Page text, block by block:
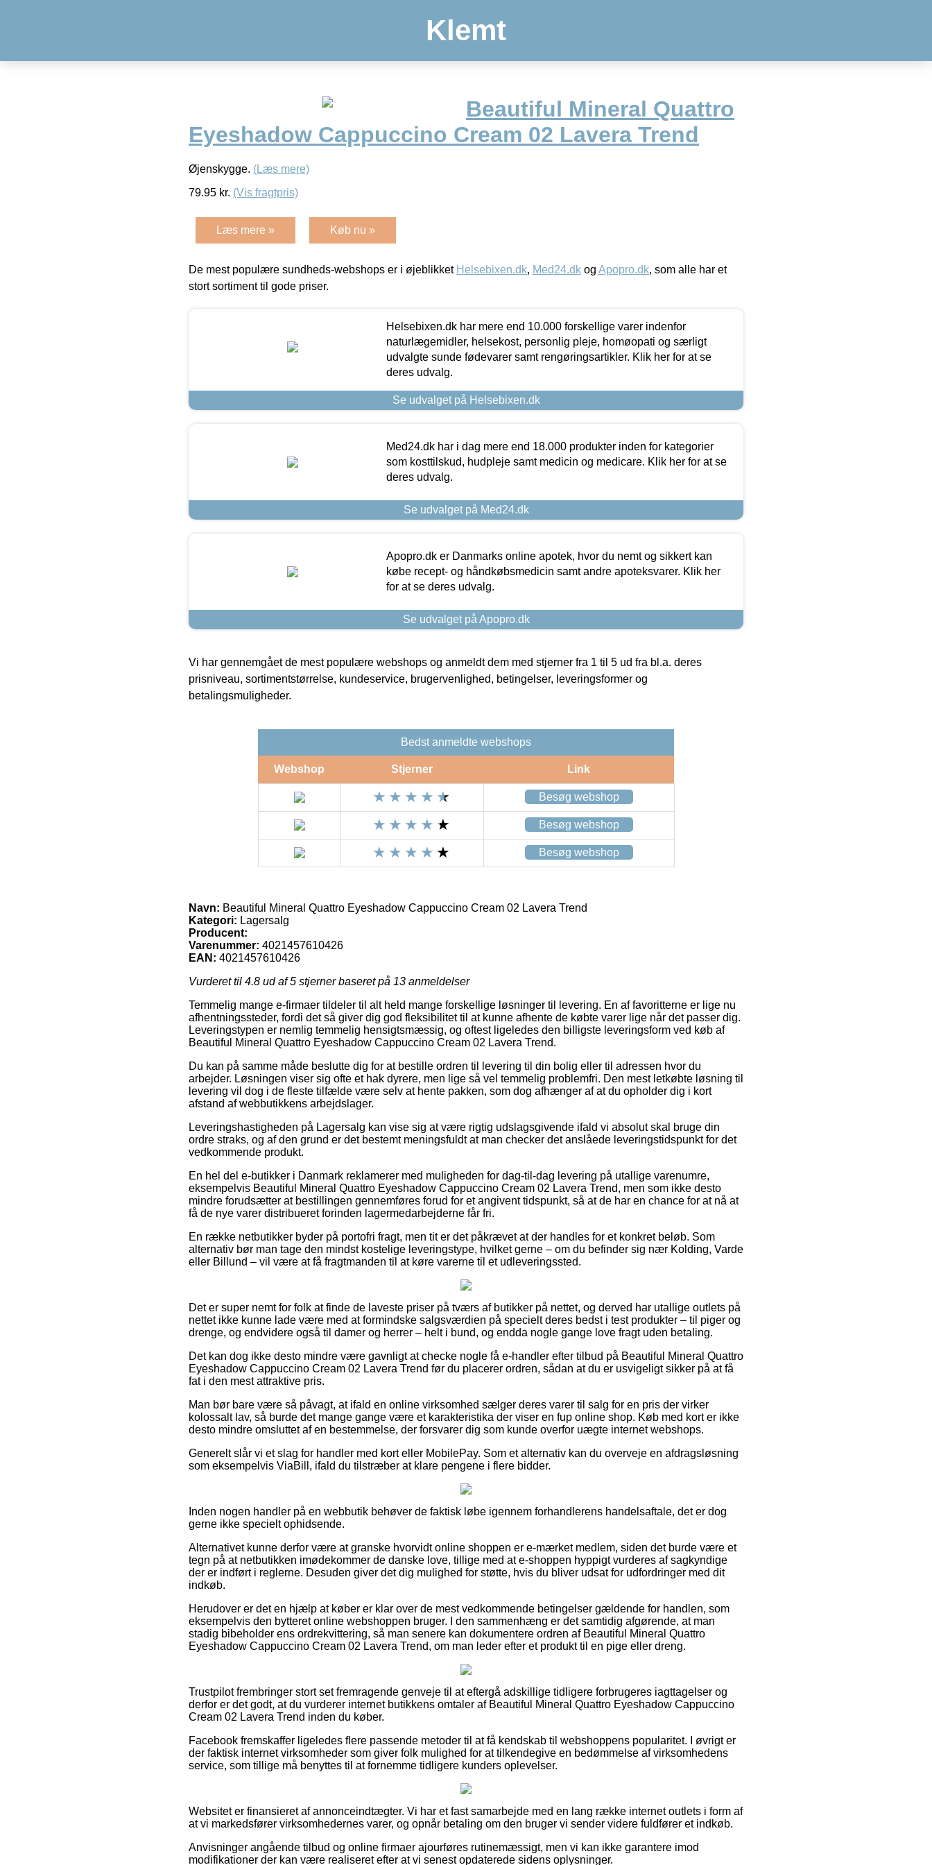
Klemt
Beautiful Mineral Quattro
Eyeshadow Cappuccino Cream 02 Lavera Trend
Øjenskygge. (Læs mere)
79.95 kr. (Vis fragtpris)
Læs mere » Køb nu »
De mest populære sundheds-webshops er i øjeblikket Helsebixen.dk, Med24.dk og Apopro.dk, som alle har et
stort sortiment til gode priser.
Helsebixen.dk har mere end 10.000 forskellige varer indenfor
naturlægemidler, helsekost, personlig pleje, homøopati og særligt
udvalgte sunde fødevarer samt rengøringsartikler. Klik her for at se
deres udvalg.
Se udvalget på Helsebixen.dk
Med24.dk har i dag mere end 18.000 produkter inden for kategorier
som kosttilskud, hudpleje samt medicin og medicare. Klik her for at se
deres udvalg.
Se udvalget på Med24.dk
Apopro.dk er Danmarks online apotek, hvor du nemt og sikkert kan
købe recept- og håndkøbsmedicin samt andre apoteksvarer. Klik her
for at se deres udvalg.
Se udvalget på Apopro.dk
Vi har gennemgået de mest populære webshops og anmeldt dem med stjerner fra 1 til 5 ud fra bl.a. deres
prisniveau, sortimentstørrelse, kundeservice, brugervenlighed, betingelser, leveringsformer og
betalingsmuligheder.
Bedst anmeldte webshops
Webshop Stjerner Link
Besøg webshop
Besøg webshop
Besøg webshop
Navn: Beautiful Mineral Quattro Eyeshadow Cappuccino Cream 02 Lavera Trend
Kategori: Lagersalg
Producent:
Varenummer: 4021457610426
EAN: 4021457610426
Vurderet til 4.8 ud af 5 stjerner baseret på 13 anmeldelser
Temmelig mange e-firmaer tildeler til alt held mange forskellige løsninger til levering. En af favoritterne er lige nu
afhentningssteder, fordi det så giver dig god fleksibilitet til at kunne afhente de købte varer lige når det passer dig.
Leveringstypen er nemlig temmelig hensigtsmæssig, og oftest ligeledes den billigste leveringsform ved køb af
Beautiful Mineral Quattro Eyeshadow Cappuccino Cream 02 Lavera Trend.
Du kan på samme måde beslutte dig for at bestille ordren til levering til din bolig eller til adressen hvor du
arbejder. Løsningen viser sig ofte et hak dyrere, men lige så vel temmelig problemfri. Den mest letkøbte løsning til
levering vil dog i de fleste tilfælde være selv at hente pakken, som dog afhænger af at du opholder dig i kort
afstand af webbutikkens arbejdslager.
Leveringshastigheden på Lagersalg kan vise sig at være rigtig udslagsgivende ifald vi absolut skal bruge din
ordre straks, og af den grund er det bestemt meningsfuldt at man checker det anslåede leveringstidspunkt for det
vedkommende produkt.
En hel del e-butikker i Danmark reklamerer med muligheden for dag-til-dag levering på utallige varenumre,
eksempelvis Beautiful Mineral Quattro Eyeshadow Cappuccino Cream 02 Lavera Trend, men som ikke desto
mindre forudsætter at bestillingen gennemføres forud for et angivent tidspunkt, så at de har en chance for at nå at
få de nye varer distribueret forinden lagermedarbejderne får fri.
En række netbutikker byder på portofri fragt, men tit er det påkrævet at der handles for et konkret beløb. Som
alternativ bør man tage den mindst kostelige leveringstype, hvilket gerne – om du befinder sig nær Kolding, Varde
eller Billund – vil være at få fragtmanden til at køre varerne til et udleveringssted.
Det er super nemt for folk at finde de laveste priser på tværs af butikker på nettet, og derved har utallige outlets på
nettet ikke kunne lade være med at formindske salgsværdien på specielt deres bedst i test produkter – til piger og
drenge, og endvidere også til damer og herrer – helt i bund, og endda nogle gange love fragt uden betaling.
Det kan dog ikke desto mindre være gavnligt at checke nogle få e-handler efter tilbud på Beautiful Mineral Quattro
Eyeshadow Cappuccino Cream 02 Lavera Trend før du placerer ordren, sådan at du er usvigeligt sikker på at få
fat i den mest attraktive pris.
Man bør bare være så påvagt, at ifald en online virksomhed sælger deres varer til salg for en pris der virker
kolossalt lav, så burde det mange gange være et karakteristika der viser en fup online shop. Køb med kort er ikke
desto mindre omsluttet af en bestemmelse, der forsvarer dig som kunde overfor uægte internet webshops.
Generelt slår vi et slag for handler med kort eller MobilePay. Som et alternativ kan du overveje en afdragsløsning
som eksempelvis ViaBill, ifald du tilstræber at klare pengene i flere bidder.
Inden nogen handler på en webbutik behøver de faktisk løbe igennem forhandlerens handelsaftale, det er dog
gerne ikke specielt ophidsende.
Alternativet kunne derfor være at granske hvorvidt online shoppen er e-mærket medlem, siden det burde være et
tegn på at netbutikken imødekommer de danske love, tillige med at e-shoppen hyppigt vurderes af sagkyndige
der er indført i reglerne. Desuden giver det dig mulighed for støtte, hvis du bliver udsat for udfordringer med dit
indkøb.
Herudover er det en hjælp at køber er klar over de mest vedkommende betingelser gældende for handlen, som
eksempelvis den bytteret online webshoppen bruger. I den sammenhæng er det samtidig afgørende, at man
stadig bibeholder ens ordrekvittering, så man senere kan dokumentere ordren af Beautiful Mineral Quattro
Eyeshadow Cappuccino Cream 02 Lavera Trend, om man leder efter et produkt til en pige eller dreng.
Trustpilot frembringer stort set fremragende genveje til at eftergå adskillige tidligere forbrugeres iagttagelser og
derfor er det godt, at du vurderer internet butikkens omtaler af Beautiful Mineral Quattro Eyeshadow Cappuccino
Cream 02 Lavera Trend inden du køber.
Facebook fremskaffer ligeledes flere passende metoder til at få kendskab til webshoppens popularitet. I øvrigt er
der faktisk internet virksomheder som giver folk mulighed for at tilkendegive en bedømmelse af virksomhedens
service, som tillige må benyttes til at fornemme tidligere kunders oplevelser.
Websitet er finansieret af annonceindtægter. Vi har et fast samarbejde med en lang række internet outlets i form af
at vi markedsfører virksomhedernes varer, og opnår betaling om den bruger vi sender videre fuldfører et indkøb.
Anvisninger angående tilbud og online firmaer ajourføres rutinemæssigt, men vi kan ikke garantere imod
modifikationer der kan være realiseret efter at vi senest opdaterede sidens oplysninger.